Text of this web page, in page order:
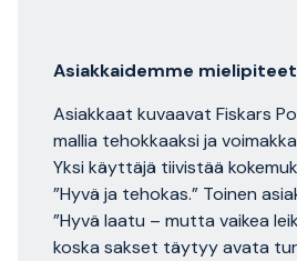
Asiakkaidemme
Asiakkaat kuvaavat Fiskars
mallia tehokkaaksi ja
Yksi käyttäjä tiivistää
”Hyvä ja tehokas.” Toinen
”Hyvä laatu – mutta vaikea
koska sakset täytyy avata